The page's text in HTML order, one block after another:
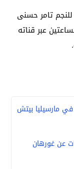
للنجم تامر حسنى
بساعتين عبر قناته
مارسيليا بيتش
عن غورهان